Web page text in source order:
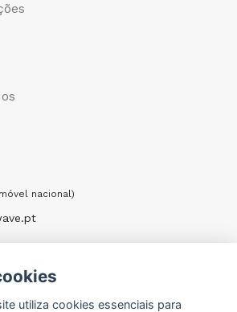
nacional)
UMA MENSAGEM
utiliza cookies essenciais para